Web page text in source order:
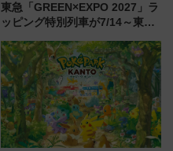
東急「GREEN×EXPO 2027」ラ
ッピング特別列車が7/14～東
ー！ 注目の編成やデザインまと
め